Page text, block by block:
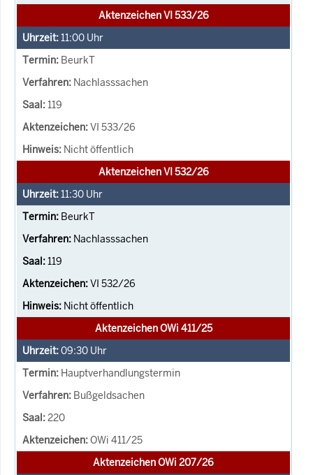
Aktenzeichen VI 533/26
11:00 Uhr
BeurkT
Nachlasssachen
119
VI 533/26
Nicht öffentlich
Aktenzeichen VI 532/26
11:30 Uhr
BeurkT
Nachlasssachen
119
VI 532/26
Nicht öffentlich
Aktenzeichen OWi 411/25
09:30 Uhr
Hauptverhandlungstermin
Bußgeldsachen
220
OWi 411/25
Aktenzeichen OWi 207/26